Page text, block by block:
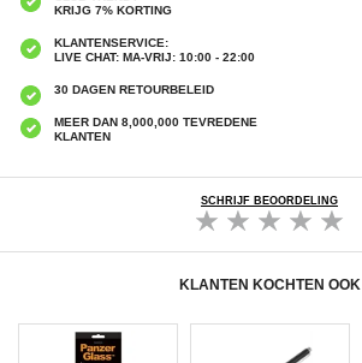
KRIJG 7% KORTING
KLANTENSERVICE:
LIVE CHAT: MA-VRIJ: 10:00 - 22:00
30 DAGEN RETOURBELEID
MEER DAN 8,000,000 TEVREDENE
KLANTEN
SCHRIJF BEOORDELING
KLANTEN KOCHTEN OOK